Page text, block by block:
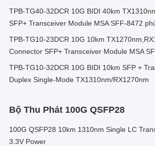
TPB-TG40-32DCR 10G BIDI 40km
SFP+ Transceiver Module MSA SFF-8472
TPB-TG10-23DCR 10G 10km
Connector SFP+ Transceiver Module MSA
TPB-TG10-32DCR 10G BIDI 10km SFP +
Duplex Single-Mode TX1310nm/RX1270nm
Bộ Thu Phát 100G QSFP28
100G QSFP28 10km 1310nm Single LC
3.3V Power